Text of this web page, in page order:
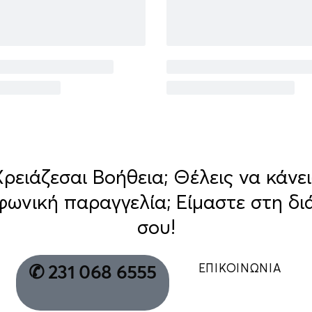
Βοήθεια; Θέλεις να
παραγγελία; Είμαστε στη
σου!
✆ 231 068 6555 ΕΠΙΚΟΙΝΩΝΙΑ